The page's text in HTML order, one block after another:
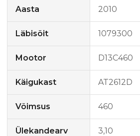
Aasta 2010
Läbisõit 1079300
Mootor D13C460
Käigukast AT2612D
Võimsus 460
Ülekandearv 3,10